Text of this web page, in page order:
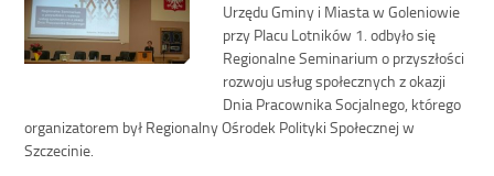
Urzędu Gminy i Miasta w Goleniowie
przy Placu Lotników 1. odbyło się
Regionalne Seminarium o przyszłości
rozwoju usług społecznych z okazji
Dnia Pracownika Socjalnego, którego
organizatorem był Regionalny Ośrodek Polityki Społecznej w
Szczecinie.